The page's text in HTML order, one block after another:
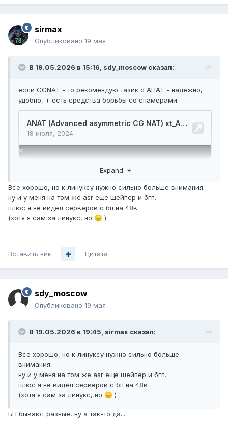
sirmax
Опубликовано 19 мая
В 19.05.2026 в 15:16, sdy_moscow сказал:
если CGNAT - то рекомендую тазик с АНАТ - надежно,
удобно, + есть средства борьбы со спамерами.
Expand
Все хорошо, но к линуксу нужно сильно больше внимания.
ну и у меня на том же asr еще шейпер и бгп.
плюс я не видел серверов с бп на 48в
(хотя я сам за линукс, но 😞 )
Вставить ник Цитата
sdy_moscow
Опубликовано 19 мая
В 19.05.2026 в 19:45, sirmax сказал:
Все хорошо, но к линуксу нужно сильно больше
внимания.
ну и у меня на том же asr еще шейпер и бгп.
плюс я не видел серверов с бп на 48в
(хотя я сам за линукс, но 😞 )
БП бывают разные, ну а так-то да....